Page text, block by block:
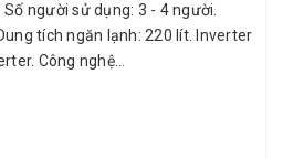
người sử dụng: 3 - 4 người.
tích ngăn lạnh: 220 lít. Inverter
Công nghệ...